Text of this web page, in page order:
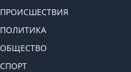
ПРОИСШЕСТВИЯ
ПОЛИТИКА
ОБЩЕСТВО
СПОРТ